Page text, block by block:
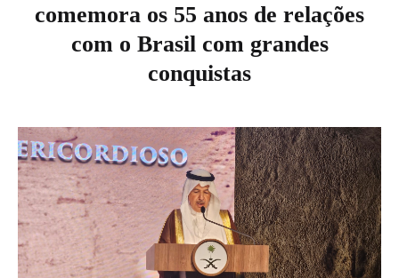
comemora os 55 anos de relações
com o Brasil com grandes
conquistas